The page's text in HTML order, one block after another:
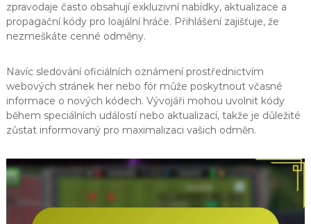
zpravodaje často obsahují exkluzivní nabídky, aktualizace a
propagační kódy pro loajální hráče. Přihlášení zajišťuje, že
nezmeškáte cenné odměny.
Navíc sledování oficiálních oznámení prostřednictvím
webových stránek her nebo fór může poskytnout včasné
informace o nových kódech. Vývojáři mohou uvolnit kódy
během speciálních událostí nebo aktualizací, takže je důležité
zůstat informovaný pro maximalizaci vašich odměn.